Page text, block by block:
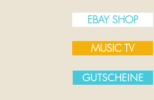
EBAY SHOP
MUSIC TV
GUTSCHEINE